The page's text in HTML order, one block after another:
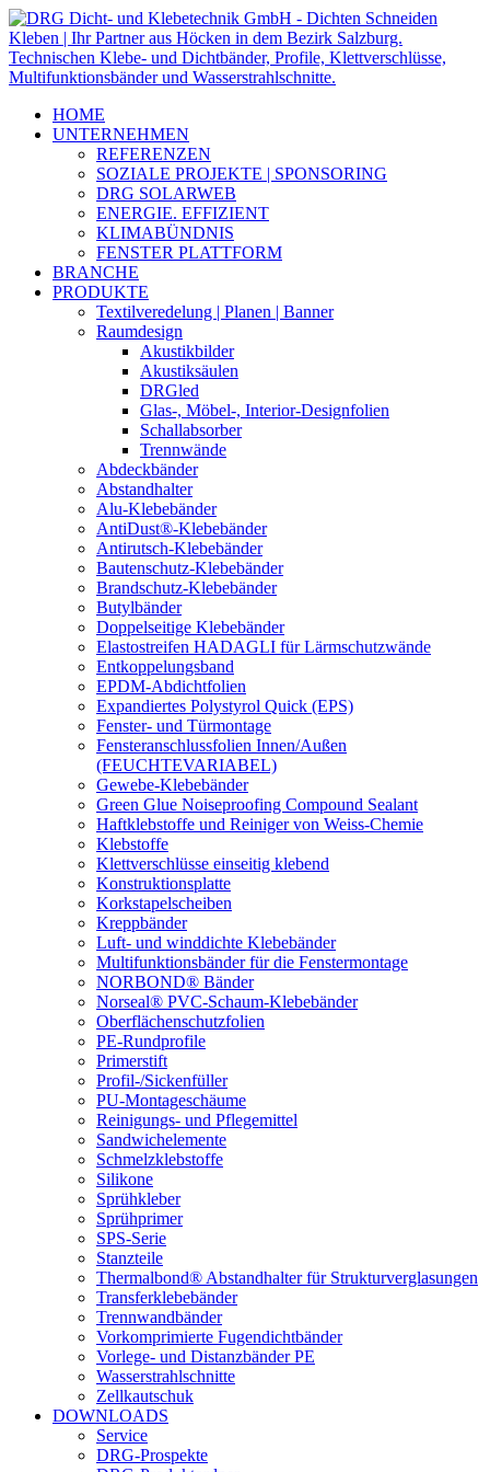
HOME
UNTERNEHMEN
REFERENZEN
SOZIALE PROJEKTE | SPONSORING
DRG SOLARWEB
ENERGIE. EFFIZIENT
KLIMABÜNDNIS
FENSTER PLATTFORM
BRANCHE
PRODUKTE
Textilveredelung | Planen | Banner
Raumdesign
Akustikbilder
Akustiksäulen
DRGled
Glas-, Möbel-, Interior-Designfolien
Schallabsorber
Trennwände
Abdeckbänder
Abstandhalter
Alu-Klebebänder
AntiDust®-Klebebänder
Antirutsch-Klebebänder
Bautenschutz-Klebebänder
Brandschutz-Klebebänder
Butylbänder
Doppelseitige Klebebänder
Elastostreifen HADAGLI für Lärmschutzwände
Entkoppelungsband
EPDM-Abdichtfolien
Expandiertes Polystyrol Quick (EPS)
Fenster- und Türmontage
Fensteranschlussfolien Innen/Außen
(FEUCHTEVARIABEL)
Gewebe-Klebebänder
Green Glue Noiseproofing Compound Sealant
Haftklebstoffe und Reiniger von Weiss-Chemie
Klebstoffe
Klettverschlüsse einseitig klebend
Konstruktionsplatte
Korkstapelscheiben
Kreppbänder
Luft- und winddichte Klebebänder
Multifunktionsbänder für die Fenstermontage
NORBOND® Bänder
Norseal® PVC-Schaum-Klebebänder
Oberflächenschutzfolien
PE-Rundprofile
Primerstift
Profil-/Sickenfüller
PU-Montageschäume
Reinigungs- und Pflegemittel
Sandwichelemente
Schmelzklebstoffe
Silikone
Sprühkleber
Sprühprimer
SPS-Serie
Stanzteile
Thermalbond® Abstandhalter für Strukturverglasungen
Transferklebebänder
Trennwandbänder
Vorkomprimierte Fugendichtbänder
Vorlege- und Distanzbänder PE
Wasserstrahlschnitte
Zellkautschuk
DOWNLOADS
Service
DRG-Prospekte